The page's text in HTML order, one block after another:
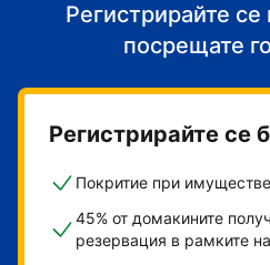
Регистрирайте се
посрещате
Регистрирайте се
Покритие при
45% от домакините
резервация в рамките